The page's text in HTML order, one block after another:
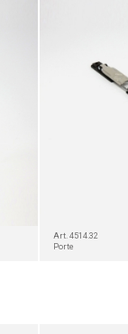
Art. 4514.32
Porte